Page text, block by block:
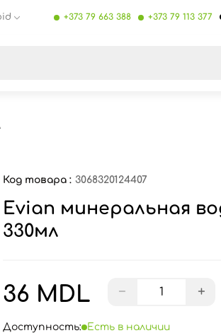
+373 79 663 388 +373 79 113 377
Код товара : 3068320124407
Evian минеральная
330мл
36 MDL − +
Доступность: Есть в наличии